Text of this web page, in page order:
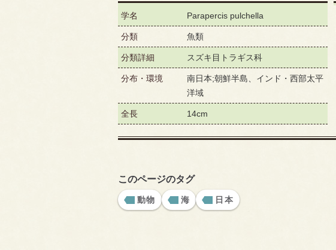
学名 Parapercis pulchella
分類 魚類
分類詳細 スズキ目トラギス科
分布・環境
南日本;朝鮮半島、インド・西部太平
洋域
全長 14cm
このページのタグ
動物 海 日本